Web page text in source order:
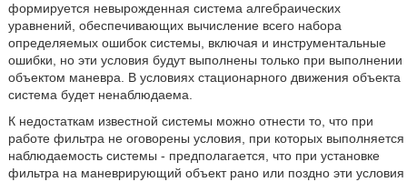
формируется невырожденная система алгебраических
уравнений, обеспечивающих вычисление всего набора
определяемых ошибок системы, включая и инструментальные
ошибки, но эти условия будут выполнены только при выполнении
объектом маневра. В условиях стационарного движения объекта
система будет ненаблюдаема.
К недостаткам известной системы можно отнести то, что при
работе фильтра не оговорены условия, при которых выполняется
наблюдаемость системы - предполагается, что при установке
фильтра на маневрирующий объект рано или поздно эти условия